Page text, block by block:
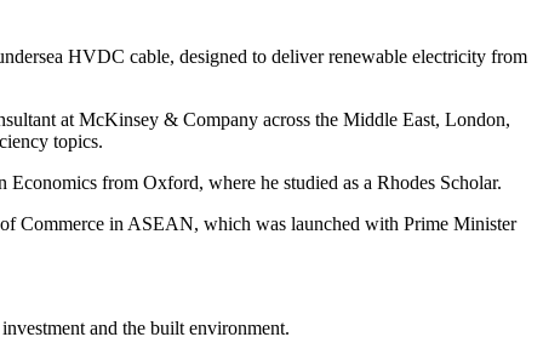
HVDC cable, designed to deliver renewable electricity from
at McKinsey & Company across the Middle East, London,
Commerce in ASEAN, which was launched with Prime Minister